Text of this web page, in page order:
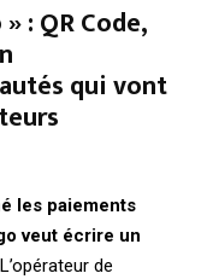
: QR Code,
qui vont
les paiements
veut écrire un
L’opérateur de